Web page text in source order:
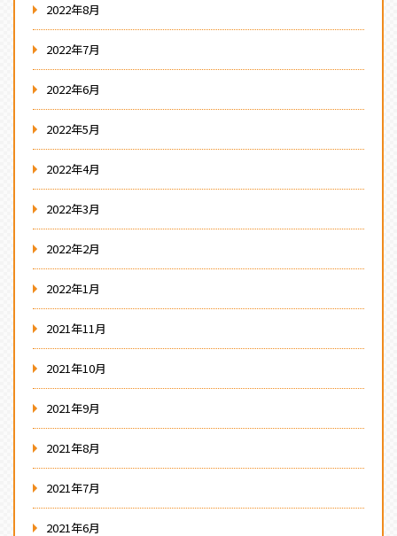
2022年8月
2022年7月
2022年6月
2022年5月
2022年4月
2022年3月
2022年2月
2022年1月
2021年11月
2021年10月
2021年9月
2021年8月
2021年7月
2021年6月